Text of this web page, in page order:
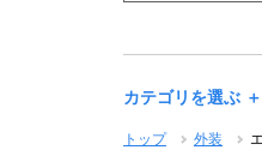
カテゴリを選ぶ ＋
トップ 外装